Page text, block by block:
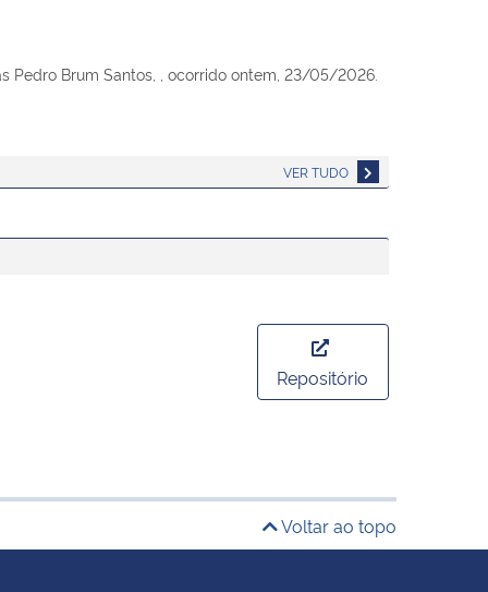
Pedro Brum Santos, , ocorrido ontem, 23/05/2026.
VER TUDO
Repositório
Voltar ao topo